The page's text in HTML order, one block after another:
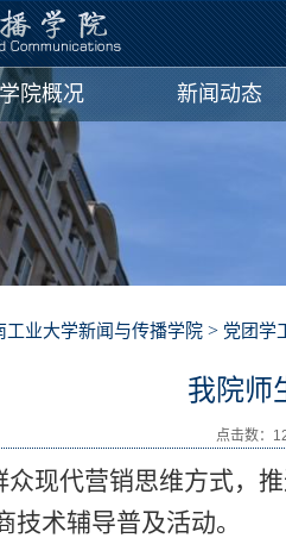
学院概况 新闻动态
工业大学新闻与传播学院 > 党团学
我院师
点击数：
众现代营销思维方式，
术辅导普及活动。